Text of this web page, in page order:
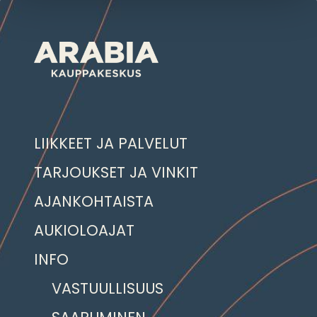
LIIKKEET JA PALVELUT
TARJOUKSET JA VINKIT
AJANKOHTAISTA
AUKIOLOAJAT
INFO
VASTUULLISUUS